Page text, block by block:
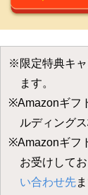
※限定特典キャ
ます。
※Amazonギフ
ルディング
※Amazonギフ
お受けして
い合わせ先